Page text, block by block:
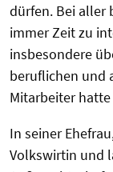
dürfen. Bei aller
immer Zeit zu
insbesondere
beruflichen und
Mitarbeiter hatte
In seiner
Volkswirtin und